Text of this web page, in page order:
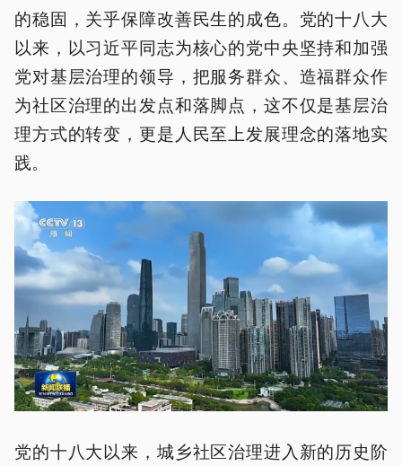
的稳固，关乎保障改善民生的成色。党的十八大
以来，以习近平同志为核心的党中央坚持和加强
党对基层治理的领导，把服务群众、造福群众作
为社区治理的出发点和落脚点，这不仅是基层治
理方式的转变，更是人民至上发展理念的落地实
践。
党的十八大以来，城乡社区治理进入新的历史阶